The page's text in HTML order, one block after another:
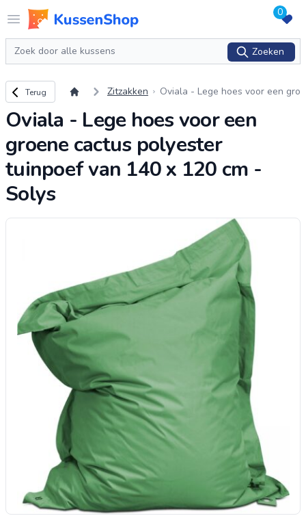
Open menu
Logo www.kussenshop.nl 0
Zoeken
Zoeken
Terug naar overzicht
Terug Zitzakken
Oviala - Lege hoes voor een gro
an 140 x 120 cm - Solys
Oviala - Lege hoes voor een
groene cactus polyester
tuinpoef van 140 x 120 cm -
Solys